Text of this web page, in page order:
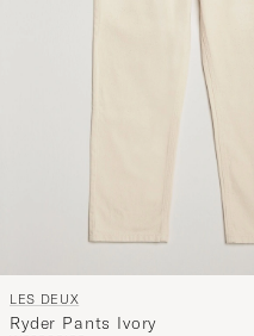
LES DEUX
Ryder Pants Ivory